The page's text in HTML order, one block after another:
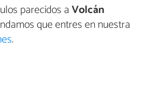
parecidos aVolcán
que entres en nuestra
.